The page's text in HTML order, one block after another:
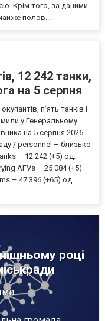
Крім того, за даними
полов...
12 242 танки,
на 5 серпня
пʼять танків і
у Генеральному
на 5 серпня 2026
/ personnel – близько
– 12 242 (+5) од.
AFVs – 25 084 (+5)
– 47 396 (+65) од.
році